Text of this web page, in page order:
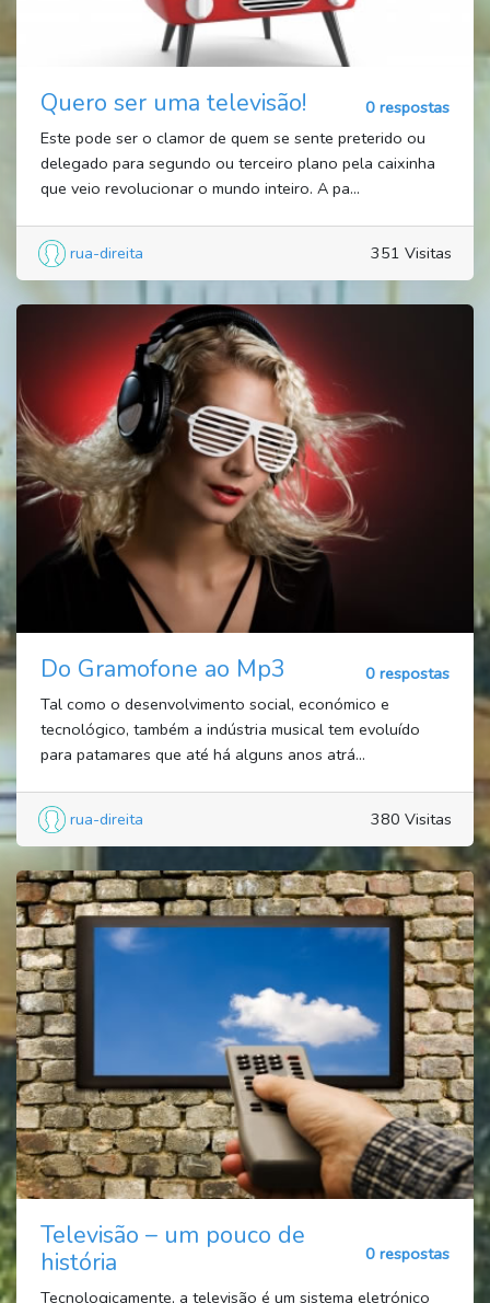
Quero ser uma televisão!
0 respostas
Este pode ser o clamor de quem se sente preterido ou
delegado para segundo ou terceiro plano pela caixinha
que veio revolucionar o mundo inteiro. A pa...
rua-direita 351 Visitas
Do Gramofone ao Mp3
0 respostas
Tal como o desenvolvimento social, económico e
tecnológico, também a indústria musical tem evoluído
para patamares que até há alguns anos atrá...
rua-direita 380 Visitas
Televisão – um pouco de
história
0 respostas
Tecnologicamente, a televisão é um sistema eletrónico